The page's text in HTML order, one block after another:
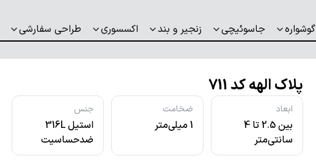
گوشواره جاسوئیچی زنجیر و بند اکسسوری طراحی سفارشی
پلاک الهه کد 711
ابعاد
بین 2.5 تا 4
سانتی‌متر
ضخامت
1 میلی‌متر
جنس
استیل 316L
ضدحساسیت